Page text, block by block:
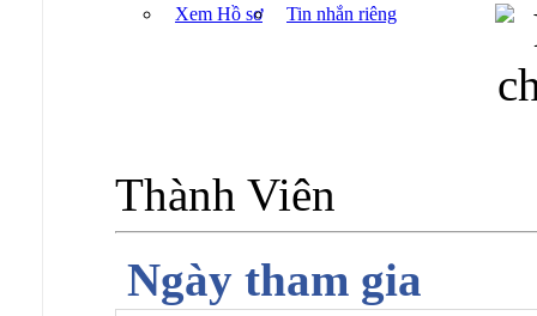
Xem Hồ sơ Tin nhắn riêng
Thành Viên
Ngày tham gia